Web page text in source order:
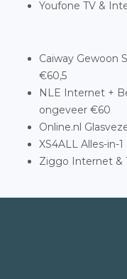
Youfone TV &
Caiway Gewoon
€60,5
NLE Internet +
ongeveer €60
Online.nl
XS4ALL Alles-in-
Ziggo Internet &